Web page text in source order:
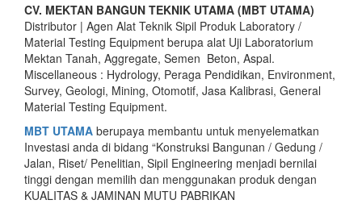
CV. MEKTAN BANGUN TEKNIK UTAMA (MBT UTAMA)
Distributor | Agen Alat Teknik Sipil Produk Laboratory /
Material Testing Equipment berupa alat Uji Laboratorium
Mektan Tanah, Aggregate, Semen Beton, Aspal.
Miscellaneous : Hydrology, Peraga Pendidikan, Environment,
Survey, Geologi, Mining, Otomotif, Jasa Kalibrasi, General
Material Testing Equipment.
MBT UTAMA berupaya membantu untuk menyelematkan
Investasi anda di bidang “Konstruksi Bangunan / Gedung /
Jalan, Riset/ Penelitian, Sipil Engineering menjadi bernilai
tinggi dengan memilih dan menggunakan produk dengan
KUALITAS & JAMINAN MUTU PABRIKAN